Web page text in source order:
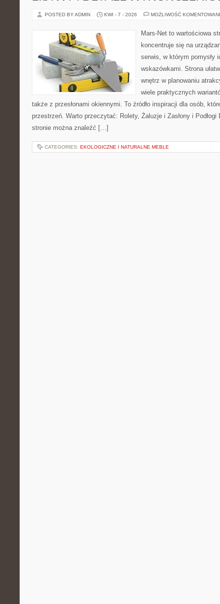
POSTED BY ADMIN KWI - 7 - 2026 MOŻLIWOŚĆ
Mars-Net to wartościowa
koncentruje się na
serwis, w którym pomysły
wskazówkami. Strona
wnętrz w planowaniu
wiele praktycznych
także z przesłonami okiennymi. To źródło inspiracji dla osób,
przestrzeń. Warto przeczytać: Rolety, Żaluzje i Zasłony i Podłogi
stronie można znaleźć […]
CATEGORIES: EKOLOGICZNE I NATURALNE MEBLE